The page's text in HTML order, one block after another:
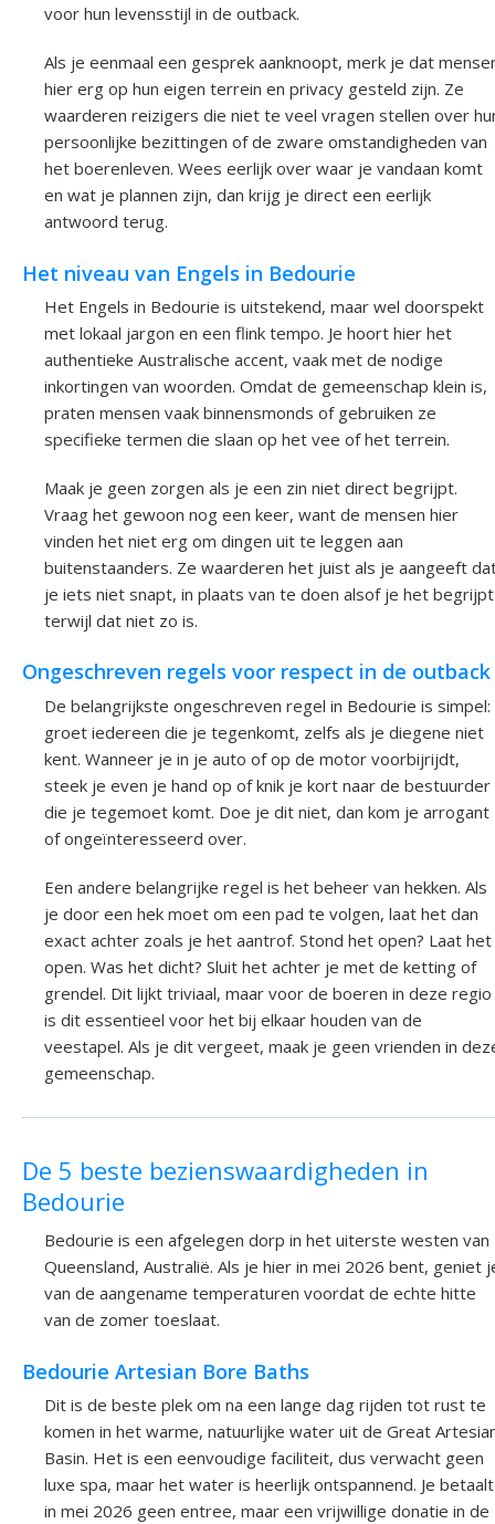
voor hun levensstijl in de outback.
Als je eenmaal een gesprek aanknoopt, merk je dat
hier erg op hun eigen terrein en privacy gesteld zijn. Ze
waarderen reizigers die niet te veel vragen stellen over
persoonlijke bezittingen of de zware omstandigheden van
het boerenleven. Wees eerlijk over waar je vandaan komt
en wat je plannen zijn, dan krijg je direct een eerlijk
antwoord terug.
Het niveau van Engels in Bedourie
Het Engels in Bedourie is uitstekend, maar wel doorspekt
met lokaal jargon en een flink tempo. Je hoort hier het
authentieke Australische accent, vaak met de nodige
inkortingen van woorden. Omdat de gemeenschap klein is,
praten mensen vaak binnensmonds of gebruiken ze
specifieke termen die slaan op het vee of het terrein.
Maak je geen zorgen als je een zin niet direct begrijpt.
Vraag het gewoon nog een keer, want de mensen hier
vinden het niet erg om dingen uit te leggen aan
buitenstaanders. Ze waarderen het juist als je aangeeft
je iets niet snapt, in plaats van te doen alsof je het begrijpt
terwijl dat niet zo is.
Ongeschreven regels voor respect in de outback
De belangrijkste ongeschreven regel in Bedourie is simpel:
groet iedereen die je tegenkomt, zelfs als je diegene niet
kent. Wanneer je in je auto of op de motor voorbijrijdt,
steek je even je hand op of knik je kort naar de bestuurder
die je tegemoet komt. Doe je dit niet, dan kom je arrogant
of ongeïnteresseerd over.
Een andere belangrijke regel is het beheer van hekken. Als
je door een hek moet om een pad te volgen, laat het dan
exact achter zoals je het aantrof. Stond het open? Laat het
open. Was het dicht? Sluit het achter je met de ketting of
grendel. Dit lijkt triviaal, maar voor de boeren in deze regio
is dit essentieel voor het bij elkaar houden van de
veestapel. Als je dit vergeet, maak je geen vrienden in
gemeenschap.
De 5 beste bezienswaardigheden in
Bedourie
Bedourie is een afgelegen dorp in het uiterste westen van
Queensland, Australië. Als je hier in mei 2026 bent, geniet
van de aangename temperaturen voordat de echte hitte
van de zomer toeslaat.
Bedourie Artesian Bore Baths
Dit is de beste plek om na een lange dag rijden tot rust te
komen in het warme, natuurlijke water uit de Great
Basin. Het is een eenvoudige faciliteit, dus verwacht geen
luxe spa, maar het water is heerlijk ontspannend. Je betaalt
in mei 2026 geen entree, maar een vrijwillige donatie in de